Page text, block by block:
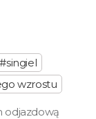
#singiel
wzrostu
odjazdową